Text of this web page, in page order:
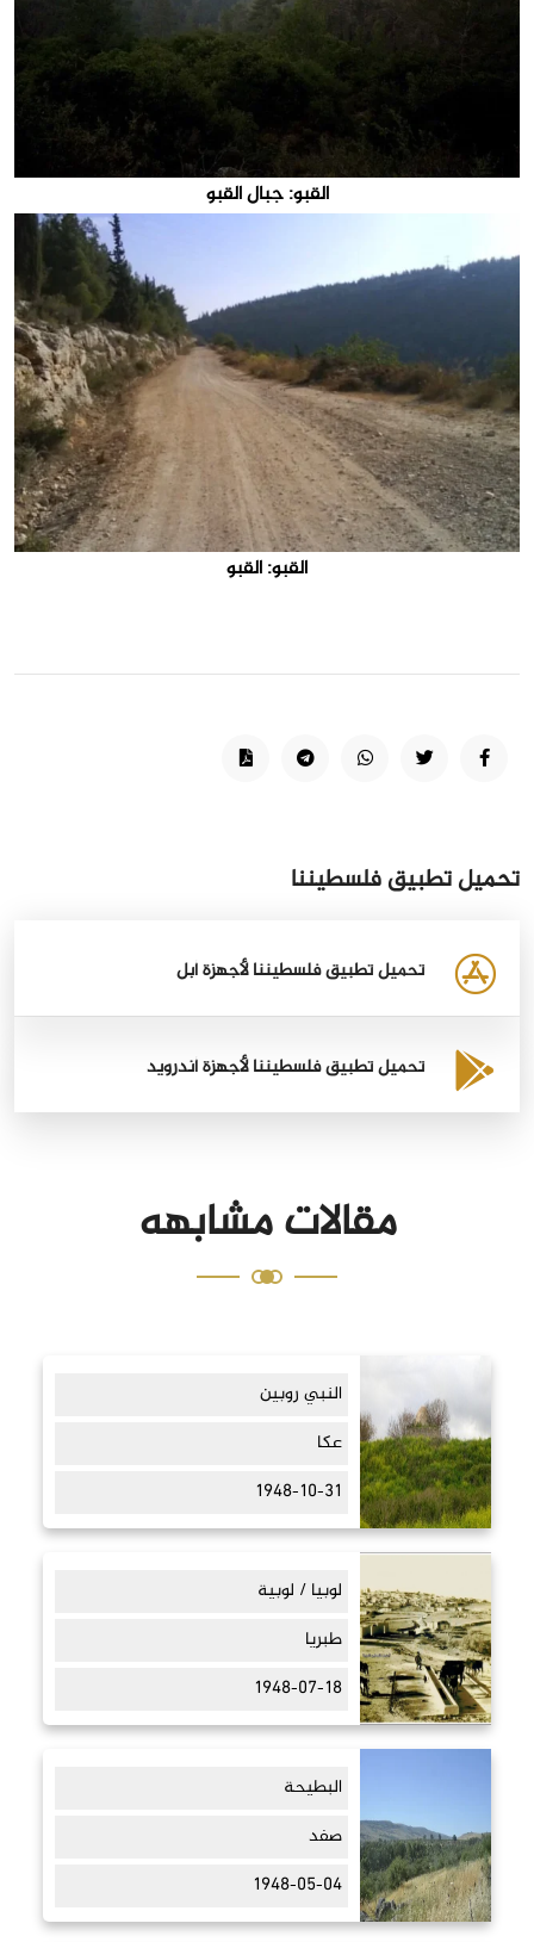
القبو: جبال القبو
القبو: القبو
تحميل تطبيق فلسطيننا
تحميل تطبيق فلسطيننا لأجهزة أبل
تحميل تطبيق فلسطيننا لأجهزة أندرويد
مقالات مشابهه
النبي روبين
عكا
1948-10-31
لوبيا / لوبية
طبريا
1948-07-18
البطيحة
صفد
1948-05-04